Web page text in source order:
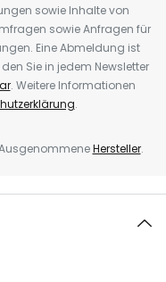
sowie Inhalte von
sowie Anfragen für
Eine Abmeldung ist
Sie in jedem Newsletter
. Weitere Informationen
.
Hersteller.